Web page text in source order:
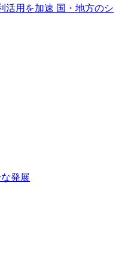
活用を加速 国・地方のシ
発展